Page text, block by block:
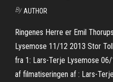
By AUTHOR
Ringenes Herre er Emil
Lysemose 11/12 2013 Stor
fra 1: Lars-Terje Lysemose
af filmatiseringen af : Lars-